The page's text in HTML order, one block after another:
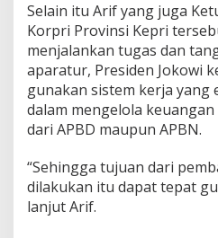
a
B
a
g
i
M
a
s
a
r
a
Selain itu Arif yang juga
Korpri Provinsi Kepri
menjalankan tugas dan
aparatur, Presiden Jokowi
gunakan sistem kerja yang
dalam mengelola
dari APBD maupun APBN.
“Sehingga tujuan dari
dilakukan itu dapat tepat
lanjut Arif.